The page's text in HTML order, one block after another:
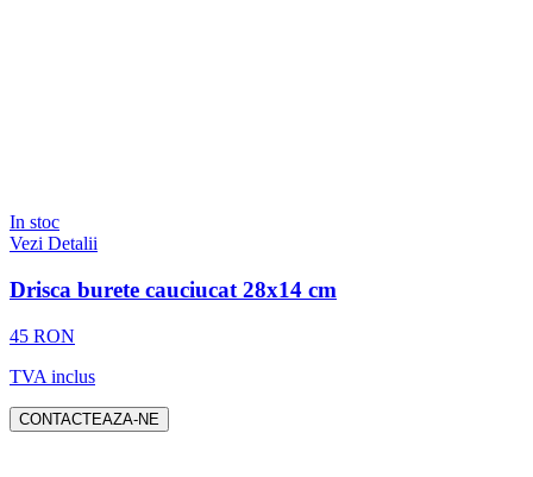
In stoc
Vezi Detalii
Drisca burete cauciucat 28x14 cm
45 RON
TVA inclus
CONTACTEAZA-NE